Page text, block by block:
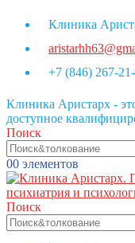
Клиника
+7 (846) 267-
Клиника Аристарх -
доступное
Поиск
00 элементов
Поиск